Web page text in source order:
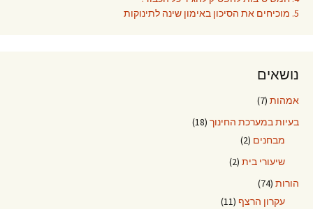
5. מוכיחים את הסיכון באימון שינה לתינוקות
נושאים
אמהות (7)
בעיות במערכת החינוך (18)
מבחנים (2)
שיעורי בית (2)
הורות (74)
עקרון הרצף (11)